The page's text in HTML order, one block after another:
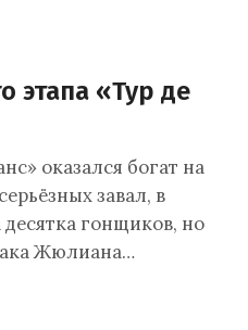
этапа «Тур де
оказался богат на
завал, в
гонщиков, но
Жюлиана…